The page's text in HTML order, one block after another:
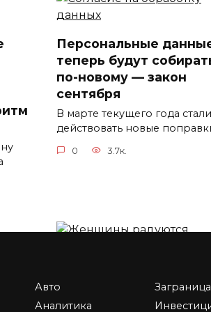
Персональные
теперь будут
по-новому — закон
сентября
В марте текущего года стали
действовать новые
0 3.7к.
октября, которые нас
порадуют
Авто
Аналитика
Заграница